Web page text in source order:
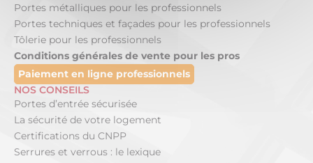
Portes métalliques pour les professionnels
Portes techniques et façades pour les professionnels
Tôlerie pour les professionnels
Conditions générales de vente pour les pros
Paiement en ligne professionnels
NOS CONSEILS
Portes d’entrée sécurisée
La sécurité de votre logement
Certifications du CNPP
Serrures et verrous : le lexique